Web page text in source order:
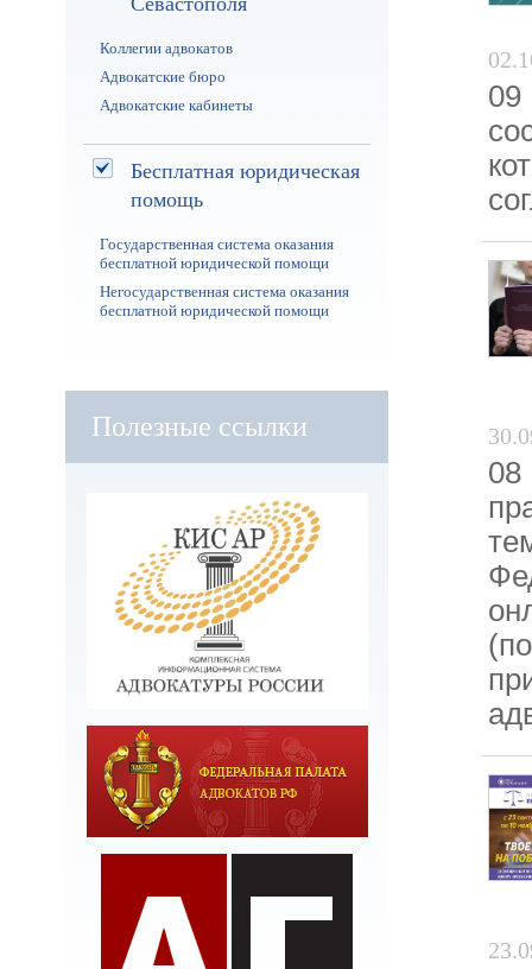
09
Коллегии адвокатов
Адвокатские бюро
Адвокатские кабинеты
Бесплатная юридическая
помощь
Государственная система оказания
бесплатной юридической помощи
Негосударственная система оказания
бесплатной юридической помощи
Полезные ссылки